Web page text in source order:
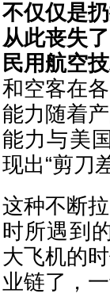
不仅仅是
从此丧失
民用航空
和空客在
能力随着
能力与美
现出“剪刀
这种不断
时所遇到
大飞机的
业链了，